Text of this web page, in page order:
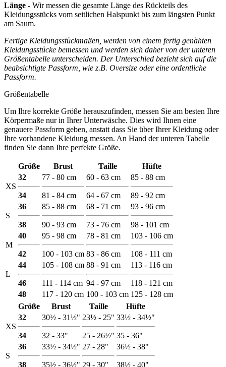
Länge - Wir messen die gesamte Länge des Rückteils des
Kleidungsstücks vom seitlichen Halspunkt bis zum längsten Punkt
am Saum.
Fertige Kleidungsstückmaßen, werden von einem fertig genähten
Kleidungsstücke bemessen und werden sich daher von der unteren
Größentabelle unterscheiden. Der Unterschied bezieht sich auf die
beabsichtigte Passform, wie z.B. Oversize oder eine ordentliche
Passform.
Größentabelle
Um Ihre korrekte Größe herauszufinden, messen Sie am besten Ihre
Körpermaße nur in Ihrer Unterwäsche. Dies wird Ihnen eine
genauere Passform geben, anstatt dass Sie über Ihrer Kleidung oder
Ihre vorhandene Kleidung messen. An Hand der unteren Tabelle
finden Sie dann Ihre perfekte Größe.
Größe Brust Taille Hüfte
XS
32
34
77 - 80 cm
81 - 84 cm
60 - 63 cm
64 - 67 cm
85 - 88 cm
89 - 92 cm
S
36
38
85 - 88 cm
90 - 93 cm
68 - 71 cm
73 - 76 cm
93 - 96 cm
98 - 101 cm
M
40
42
95 - 98 cm
100 - 103 cm
78 - 81 cm
83 - 86 cm
103 - 106 cm
108 - 111 cm
L
44
46
105 - 108 cm
111 - 114 cm
88 - 91 cm
94 - 97 cm
113 - 116 cm
118 - 121 cm
48
117 - 120 cm 100 - 103 cm 125 - 128 cm
Größe
Brust Taille Hüfte
XS
32
34
30½ - 31½"
32 - 33"
23½ - 25"
25 - 26½"
33½ - 34½"
35 - 36"
S
36
38
33½ - 34½"
35½ - 36½"
27 - 28"
29 - 30"
36½ - 38"
38½ - 40"